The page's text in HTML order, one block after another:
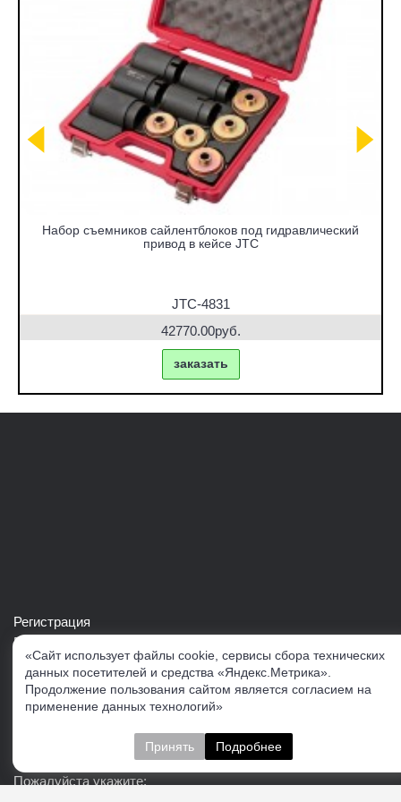
Набор съемников сайлентблоков под гидравлический
привод в кейсе JTC
JTC-4831
42770.00руб.
заказать
Регистрация
Войти в свой аккаунт
Скачать каталог продукции VERTUL
Следите за нами
Пожалуйста укажите:
«Сайт использует файлы cookie, сервисы сбора технических
данных посетителей и средства «Яндекс.Метрика».
Продолжение пользования сайтом является согласием на
применение данных технологий»
Принять Подробнее